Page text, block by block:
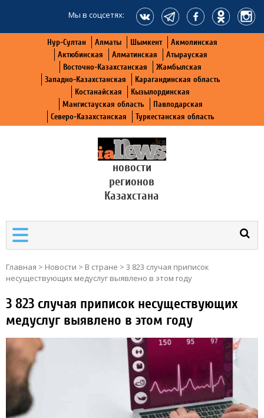
Мы в соцсетях:
Нур-Султан Алматы Шымкент
Акмолинская
Актюбинская
Алматинская
Атырауская
Восточно-Казахстанская
Жамбылская
Западно-Казахстанская
Карагандинская область
Костанайская
Кызылординская
Мангистауская область
Павлодарская
Северо-Казахстанская
Туркестанская область
новости
регионов
Казахстана
Главная > Новости > В стране > 3 823 случая приписок
несуществующих медуслуг выявлено в этом году
3 823 случая приписок несуществующих
медуслуг выявлено в этом году